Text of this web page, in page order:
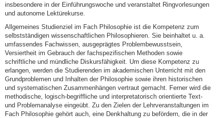
insbesondere in der Einführungswoche und veranstaltet Ringvorlesungen
und autonome Lektürekurse.
Allgemeines Studienziel im Fach Philosophie ist die Kompetenz zum
selbstständigen wissenschaftlichen Philosophieren. Sie beinhaltet u. a.
umfassendes Fachwissen, ausgeprägtes Problembewusstsein,
Versiertheit im Gebrauch der fachspezifischen Methoden sowie
schriftliche und mündliche Diskursfähigkeit. Um diese Kompetenz zu
erlangen, werden die Studierenden im akademischen Unterricht mit den
Grundproblemen und Inhalten der Philosophie sowie ihren historischen
und systematischen Zusammenhängen vertraut gemacht. Ferner wird die
methodische, logisch-begriffliche und interpretatorisch orientierte Text-
und Problemanalyse eingeübt. Zu den Zielen der Lehrveranstaltungen im
Fach Philosophie gehört auch, eine Denkhaltung zu befördern, die in der